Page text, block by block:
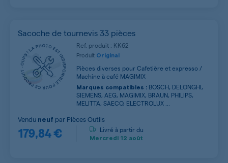
Sacoche de tournevis 33 pièces
Ref. produit : KK62
Produit Original
Pièces diverses pour Cafetière et expresso /
Machine à café MAGIMIX
Marques compatibles : BOSCH, DELONGHI,
SIEMENS, AEG, MAGIMIX, BRAUN, PHILIPS,
MELITTA, SAECO, ELECTROLUX ...
179,84 €
Vendu neuf par Pièces Outils
Livré à partir du
Mercredi 12 août